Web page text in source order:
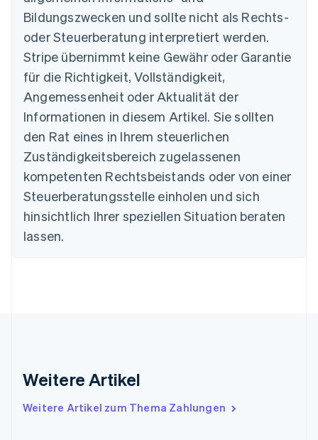
Bildungszwecken und sollte nicht als Rechts-
oder Steuerberatung interpretiert werden.
Stripe übernimmt keine Gewähr oder Garantie
für die Richtigkeit, Vollständigkeit,
Angemessenheit oder Aktualität der
Informationen in diesem Artikel. Sie sollten
den Rat eines in Ihrem steuerlichen
Zuständigkeitsbereich zugelassenen
kompetenten Rechtsbeistands oder von einer
Steuerberatungsstelle einholen und sich
hinsichtlich Ihrer speziellen Situation beraten
lassen.
Weitere Artikel
Weitere Artikel zum Thema Zahlungen
Australien
English
Nederlands FrançaisDeutschEnglish
Brasilien
English
Bulgarien
English
Dänemark
Deutschland
DeutschEnglish
Estland
English
Festlandchina
简体中文
EnglishSvenska
English
English